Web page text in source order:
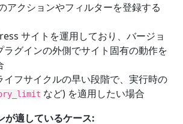
アクションやフィルターを登録する
サイトを運用しており、バージョ
ラグインの外側でサイト固有の動作を
イフサイクルの早い段階で、実行時の
など) を適用したい場合
が適しているケース: